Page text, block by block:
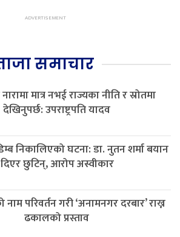
समाचार
मात्र नभई राज्यका नीति र स्रोतमा
देखिनुपर्छ: उपराष्ट्रपति यादव
निकालिएको घटना: डा. नुतन शर्मा बयान
दिएर छुटिन्, आरोप अस्वीकार
नाम परिवर्तन गरी ‘अनामनगर दरबार’ राख्न
ढकालको प्रस्ताव